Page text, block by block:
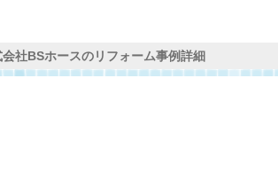
会社BSホースのリフォーム事例詳細